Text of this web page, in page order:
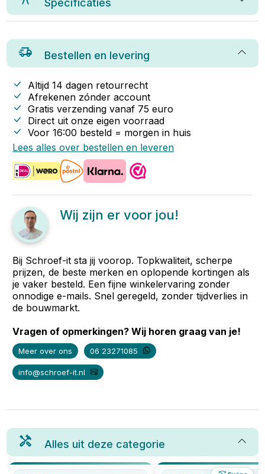
Specificaties
Bestellen en levering
Altijd 14 dagen retourrecht
Afrekenen zónder account
Gratis verzending vanaf 75 euro
Direct uit onze eigen voorraad
Voor 16:00 besteld = morgen in huis
Lees alles over bestellen en leveren
Wij zijn er voor jou!
Bij Schroef-it sta jij voorop. Topkwaliteit, scherpe
prijzen, de beste merken en oplopende kortingen als
je vaker besteld. Een fijne winkelervaring zonder
onnodige e-mails. Snel geregeld, zonder tijdverlies in
de bouwmarkt.
Vragen of opmerkingen? Wij horen graag van je!
Meer over ons 06 23271085
info@schroef-it.nl
Alles uit deze categorie